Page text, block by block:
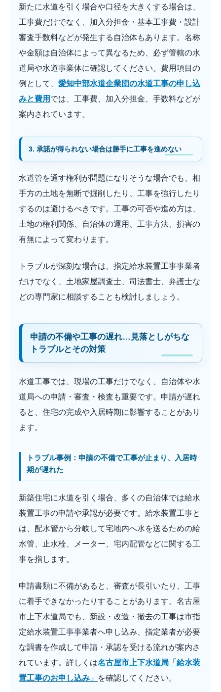
新たに水道を引く場合や口径を大きくする場合は、
工事費だけでなく、加入分担金・基本工事費・設計
審査手数料などが発生する自治体もあります。名称
や金額は自治体によって異なるため、必ず管轄の水
道局や水道事業体に確認してください。費用項目の
例として、 愛知中部水道企業団の水道工事の申し込
みと費用 では、工事費、加入分担金、手数料などが
案内されています。
3. 承諾が得られない場合は勝手に工事を進めない
水道管を通す権利が問題になりそうな場合でも、相
手方の土地を無断で掘削したり、工事を強行したり
するのは避けるべきです。工事の可否や進め方は、
土地の権利関係、自治体の運用、工事方法、損害の
有無によって変わります。
トラブルが深刻な場合は、指定給水装置工事事業者
だけでなく、土地家屋調査士、司法書士、弁護士な
どの専門家に相談することも検討しましょう。
申請の不備や工事の遅れ…見落としがちな
トラブルとその対策
水道工事では、現場の工事だけでなく、自治体や水
道局への申請・審査・検査も重要です。申請が遅れ
ると、住宅の完成や入居時期に影響することがあり
ます。
トラブル事例：申請の不備で工事が止まり、入居時
期が遅れた
新築住宅に水道を引く場合、多くの自治体では給水
装置工事の申請や承認が必要です。給水装置工事と
は、配水管から分岐して宅地内へ水を送るための給
水管、止水栓、メーター、宅内配管などに関する工
事を指します。
申請書類に不備があると、審査が長引いたり、工事
に着手できなかったりすることがあります。名古屋
市上下水道局でも、新設・改造・撤去の工事は市指
定給水装置工事事業者へ申し込み、指定業者が必要
な調書を作成して申請・承認を受ける流れが案内さ
れています。詳しくは名古屋市上下水道局「給水装
置工事のお申し込み」 を確認してください。